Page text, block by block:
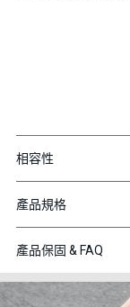
相容性
產品規格
產品保固 & FAQ